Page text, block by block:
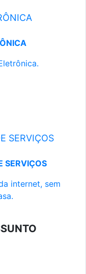
SERVIÇOS
SERVIÇOS
internet, sem